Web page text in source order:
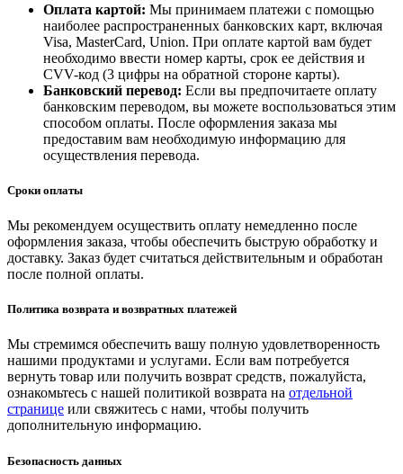
Оплата картой: Мы принимаем платежи с помощью
наиболее распространенных банковских карт, включая
Visa, MasterCard, Union. При оплате картой вам будет
необходимо ввести номер карты, срок ее действия и
CVV-код (3 цифры на обратной стороне карты).
Банковский перевод: Если вы предпочитаете оплату
банковским переводом, вы можете воспользоваться этим
способом оплаты. После оформления заказа мы
предоставим вам необходимую информацию для
осуществления перевода.
Сроки оплаты
Мы рекомендуем осуществить оплату немедленно после
оформления заказа, чтобы обеспечить быструю обработку и
доставку. Заказ будет считаться действительным и обработан
после полной оплаты.
Политика возврата и возвратных платежей
Мы стремимся обеспечить вашу полную удовлетворенность
нашими продуктами и услугами. Если вам потребуется
вернуть товар или получить возврат средств, пожалуйста,
ознакомьтесь с нашей политикой возврата на отдельной
странице или свяжитесь с нами, чтобы получить
дополнительную информацию.
Безопасность данных